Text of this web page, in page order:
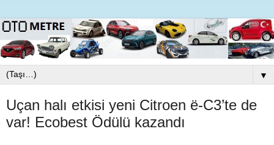
▼
Uçan halı etkisi yeni Citroen ë-C3’te de
var! Ecobest Ödülü kazandı